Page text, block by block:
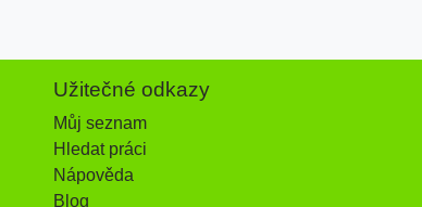
Užitečné odkazy
Můj seznam
Hledat práci
Nápověda
Blog